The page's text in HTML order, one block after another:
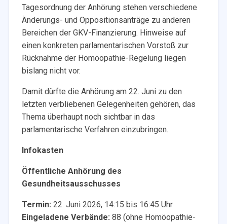
Tagesordnung der Anhörung stehen verschiedene
Änderungs- und Oppositionsanträge zu anderen
Bereichen der GKV-Finanzierung. Hinweise auf
einen konkreten parlamentarischen Vorstoß zur
Rücknahme der Homöopathie-Regelung liegen
bislang nicht vor.
Damit dürfte die Anhörung am 22. Juni zu den
letzten verbliebenen Gelegenheiten gehören, das
Thema überhaupt noch sichtbar in das
parlamentarische Verfahren einzubringen.
Infokasten
Öffentliche Anhörung des
Gesundheitsausschusses
Termin: 22. Juni 2026, 14:15 bis 16:45 Uhr
Eingeladene Verbände: 88 (ohne Homöopathie-